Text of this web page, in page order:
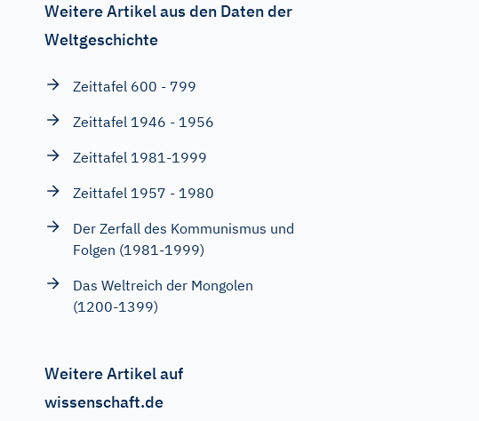
Weitere Artikel aus den Daten der
Weltgeschichte
Zeittafel 600 - 799
Zeittafel 1946 - 1956
Zeittafel 1981-1999
Zeittafel 1957 - 1980
Der Zerfall des Kommunismus und
Folgen (1981-1999)
Das Weltreich der Mongolen
(1200-1399)
Weitere Artikel auf
wissenschaft.de